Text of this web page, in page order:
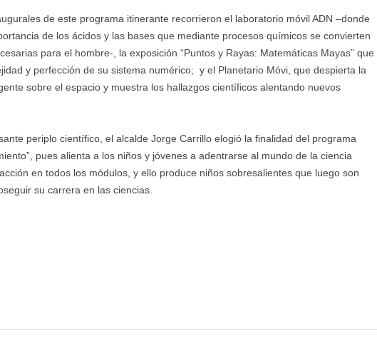
de este programa itinerante recorrieron el laboratorio móvil ADN –donde
de los ácidos y las bases que mediante procesos químicos se convierten
para el hombre-, la exposición “Puntos y Rayas: Matemáticas Mayas” que
y perfección de su sistema numérico; y el Planetario Móvi, que despierta la
sobre el espacio y muestra los hallazgos científicos alentando nuevos
periplo científico, el alcalde Jorge Carrillo elogió la finalidad del programa
pues alienta a los niños y jóvenes a adentrarse al mundo de la ciencia
en todos los módulos, y ello produce niños sobresalientes que luego son
su carrera en las ciencias.